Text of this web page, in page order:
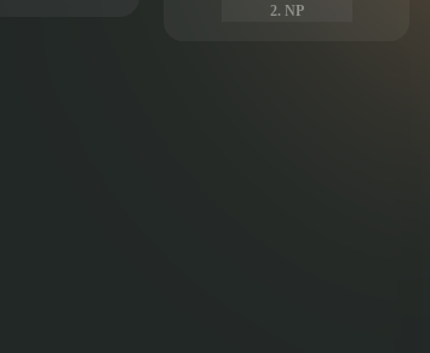
2. NP